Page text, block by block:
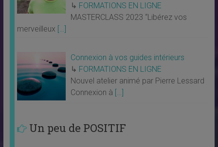
↳ FORMATIONS EN LIGNE
MASTERCLASS 2023 “Libérez vos
merveilleux […]
Connexion à vos guides intérieurs
↳ FORMATIONS EN LIGNE
Nouvel atelier animé par Pierre Lessard
Connexion à […]
Un peu de POSITIF